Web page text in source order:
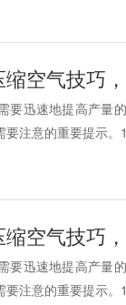
空气技巧
要迅速地提高产量
注意的重要提示
空气技巧
要迅速地提高产量
注意的重要提示